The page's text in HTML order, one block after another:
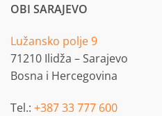
OBI SARAJEVO
Lužansko polje 9
71210 Ilidža – Sarajevo
Bosna i Hercegovina
Tel.: +387 33 777 600